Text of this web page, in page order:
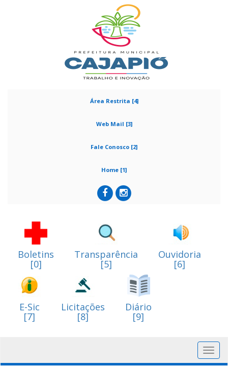
Área Restrita [4]
Web Mail [3]
Fale Conosco [2]
Home [1]
Boletins
[0]
Transparência
[5]
Ouvidoria
[6]
E-Sic
[7]
Licitações
[8]
Diário
[9]